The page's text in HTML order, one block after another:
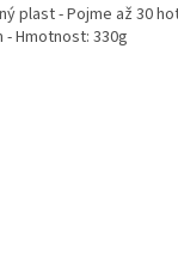
plast - Pojme až 30
- Hmotnost: 330g